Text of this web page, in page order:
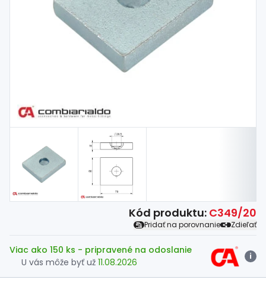
Kód produktu: C349/20
Pridať na porovnanie Zdieľať
Viac ako 150 ks - pripravené na odoslanie
U vás môže byť už 11.08.2026
i